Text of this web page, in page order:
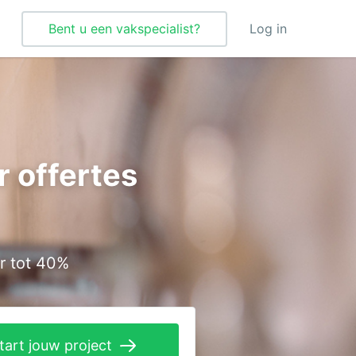
Bent u een vakspecialist? Log in
Vochtbestrijding
Zonnepanelen
offertes
tot 40%
jouw project